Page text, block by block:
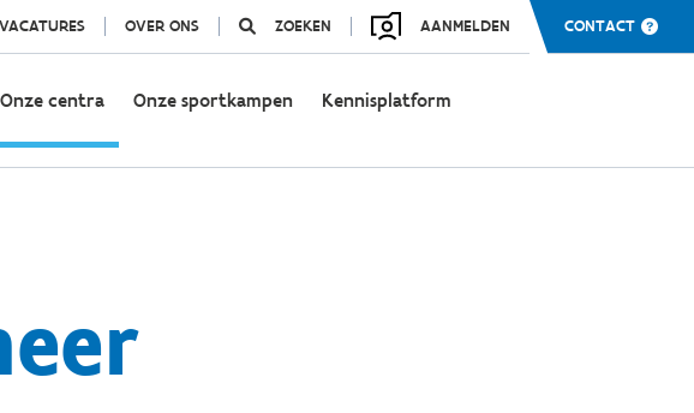
VACATURES OVER ONS ZOEKEN AANMELDEN CONTACT
Onze centra Onze sportkampen Kennisplatform